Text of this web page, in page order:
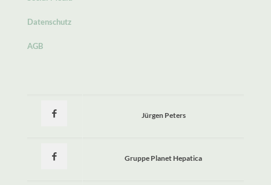
Datenschutz
AGB
Jürgen Peters
Gruppe Planet Hepatica